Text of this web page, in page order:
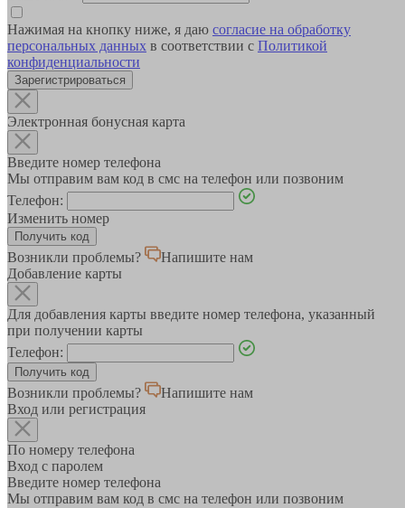
Нажимая на кнопку ниже, я даю согласие на обработку
персональных данных в соответствии с Политикой
конфиденциальности
Зарегистрироваться
Электронная бонусная карта
Введите номер телефона
Мы отправим вам код в смс на телефон или позвоним
Телефон:
Изменить номер
Возникли проблемы?
Напишите нам
Добавление карты
Для добавления карты введите номер телефона, указанный
при получении карты
Телефон:
Возникли проблемы?
Напишите нам
Вход или регистрация
По номеру телефона
Вход с паролем
Введите номер телефона
Мы отправим вам код в смс на телефон или позвоним